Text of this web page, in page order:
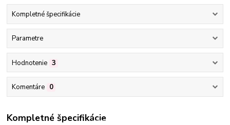
Kompletné špecifikácie
Parametre
Hodnotenie 3
Komentáre 0
Kompletné špecifikácie